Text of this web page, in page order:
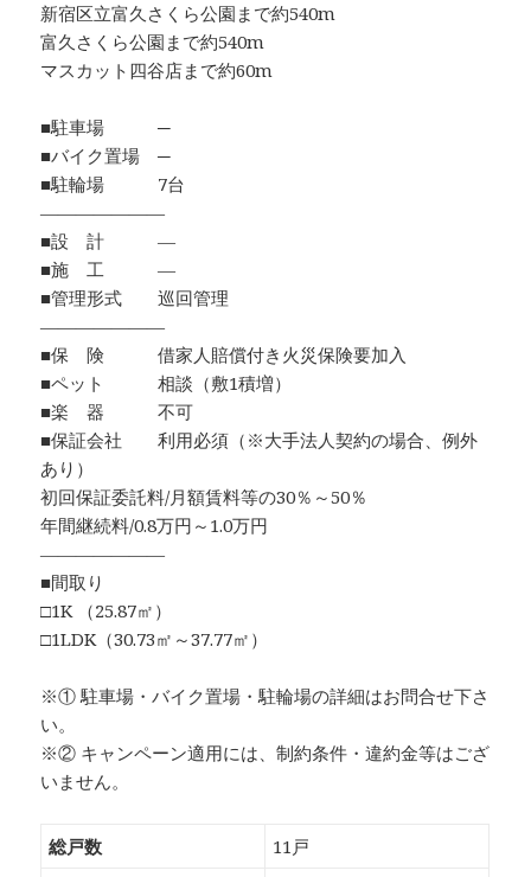
新宿区立富久さくら公園まで約540m
富久さくら公園まで約540m
マスカット四谷店まで約60m
■駐車場 ─
■バイク置場 ─
■駐輪場 7台
―――――――
■設 計 ―
■施 工 ―
■管理形式 巡回管理
―――――――
■保 険 借家人賠償付き火災保険要加入
■ペット 相談（敷1積増）
■楽 器 不可
■保証会社 利用必須（※大手法人契約の場合、例外
あり）
初回保証委託料/月額賃料等の30％～50％
年間継続料/0.8万円～1.0万円
―――――――
■間取り
□1K （25.87㎡）
□1LDK（30.73㎡～37.77㎡）
※① 駐車場・バイク置場・駐輪場の詳細はお問合せ下さ
い。
※② キャンペーン適用には、制約条件・違約金等はござ
いません。
総戸数
11戸